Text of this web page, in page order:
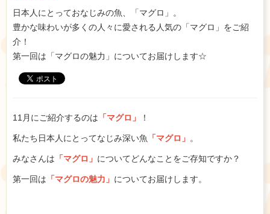
日本人にとっておなじみの魚、「マグロ」。
豊かな味わいが多くの人々に愛される人気の「マグロ」をご紹
介！
第一回は「マグロの魅力」についてお届けします☆
11月にご紹介するのは 「マグロ」 ！
私たち日本人にとってなじみ深い魚 「マグロ」 。
みなさんは 「マグロ」 についてどんなことをご存知ですか？
第一回は 「マグロの魅力」 についてお届けします。